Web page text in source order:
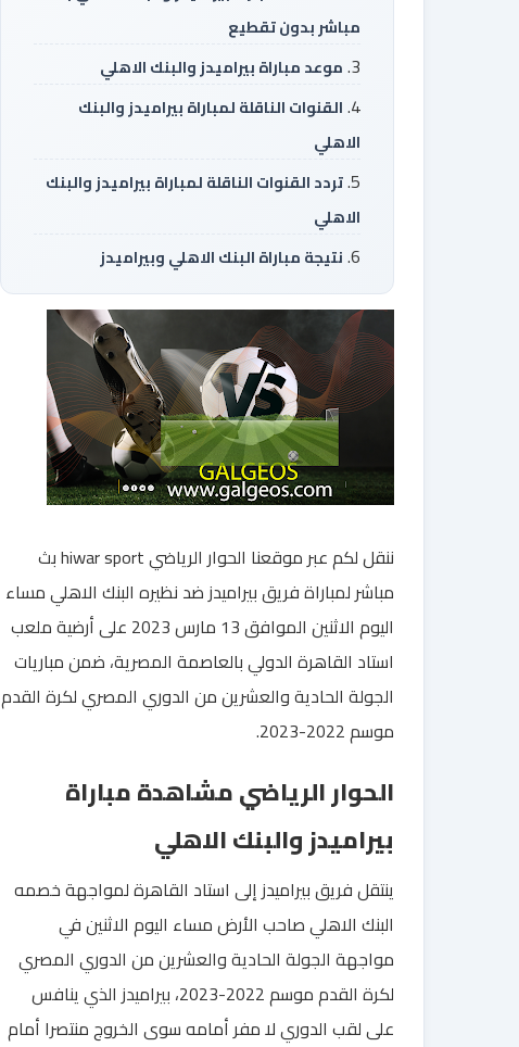
مباشر بدون تقطيع
موعد مباراة بيراميدز والبنك الاهلي
القنوات الناقلة لمباراة بيراميدز والبنك
الاهلي
تردد القنوات الناقلة لمباراة بيراميدز والبنك
الاهلي
نتيجة مباراة البنك الاهلي وبيراميدز
ننقل لكم عبر موقعنا الحوار الرياضي hiwar sport بث
مباشر لمباراة فريق بيراميدز ضد نظيره البنك الاهلي مساء
اليوم الاثنين الموافق 13 مارس 2023 على أرضية ملعب
استاد القاهرة الدولي بالعاصمة المصرية، ضمن مباريات
الجولة الحادية والعشرين من الدوري المصري لكرة القدم
موسم 2022-2023.
الحوار الرياضي مشاهدة مباراة
بيراميدز والبنك الاهلي
ينتقل فريق بيراميدز إلى استاد القاهرة لمواجهة خصمه
البنك الاهلي صاحب الأرض مساء اليوم الاثنين في
مواجهة الجولة الحادية والعشرين من الدوري المصري
لكرة القدم موسم 2022-2023، بيراميدز الذي ينافس
على لقب الدوري لا مفر أمامه سوى الخروج منتصرا أمام